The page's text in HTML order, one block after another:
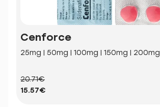
Cenforce
25mg | 50mg | 100mg | 150mg | 200mg
20.71€
15.57€